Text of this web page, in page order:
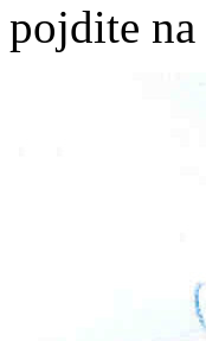
pojdite na